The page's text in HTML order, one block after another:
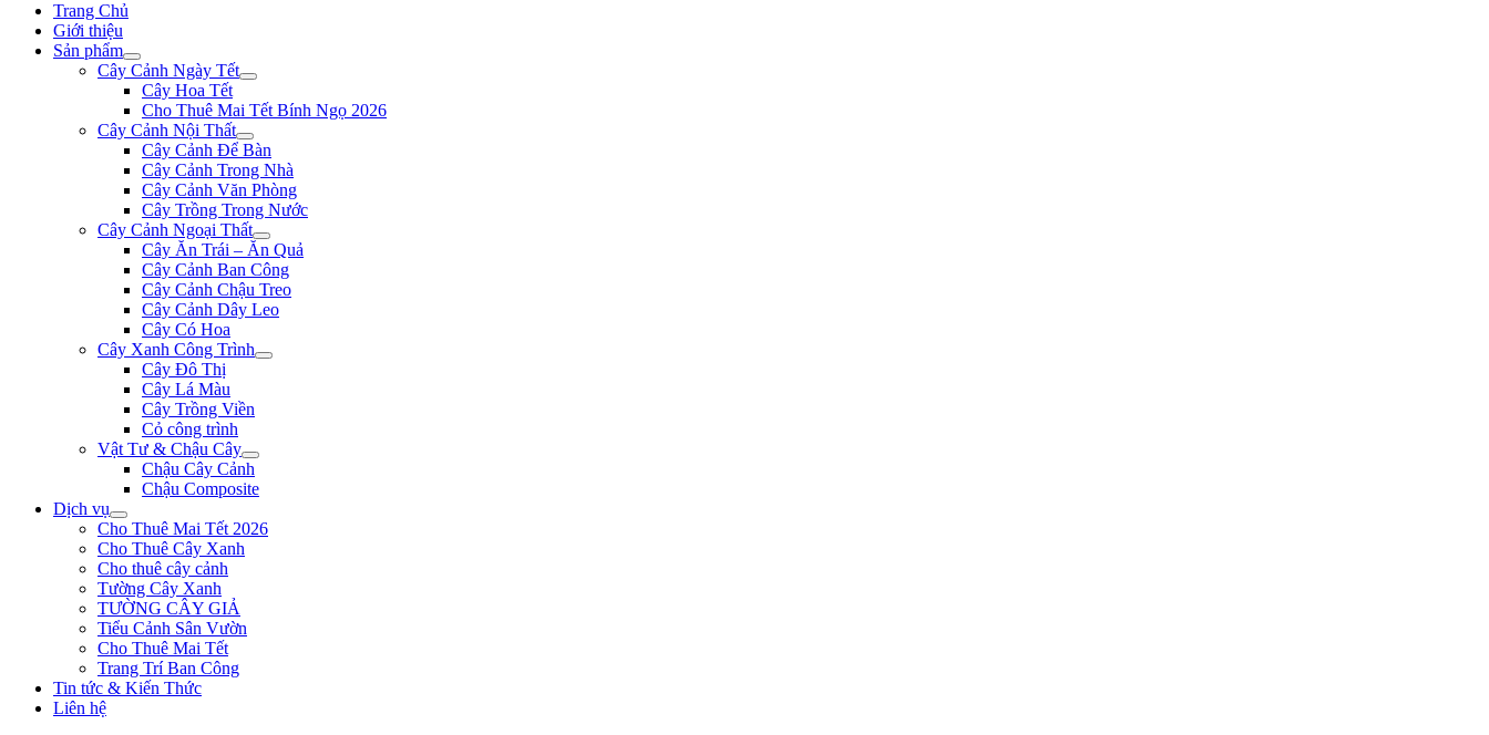
Trang Chủ
Giới thiệu
Sản phẩm
Cây Cảnh Ngày Tết
Cây Hoa Tết
Cho Thuê Mai Tết Bính Ngọ 2026
Cây Cảnh Nội Thất
Cây Cảnh Để Bàn
Cây Cảnh Trong Nhà
Cây Cảnh Văn Phòng
Cây Trồng Trong Nước
Cây Cảnh Ngoại Thất
Cây Ăn Trái – Ăn Quả
Cây Cảnh Ban Công
Cây Cảnh Chậu Treo
Cây Cảnh Dây Leo
Cây Có Hoa
Cây Xanh Công Trình
Cây Đô Thị
Cây Lá Màu
Cây Trồng Viền
Cỏ công trình
Vật Tư & Chậu Cây
Chậu Cây Cảnh
Chậu Composite
Dịch vụ
Cho Thuê Mai Tết 2026
Cho Thuê Cây Xanh
Cho thuê cây cảnh
Tường Cây Xanh
TƯỜNG CÂY GIẢ
Tiểu Cảnh Sân Vườn
Cho Thuê Mai Tết
Trang Trí Ban Công
Tin tức & Kiến Thức
Liên hệ